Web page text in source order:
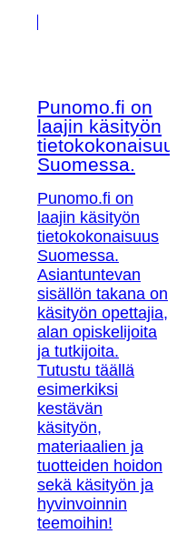
Punomo.fi on
laajin käsityön
Suomessa.
Punomo.fi on
laajin käsityön
tietokokonaisuus
Suomessa.
Asiantuntevan
sisällön takana on
käsityön opettajia,
alan opiskelijoita
ja tutkijoita.
Tutustu täällä
esimerkiksi
kestävän
käsityön,
materiaalien ja
tuotteiden hoidon
sekä käsityön ja
hyvinvoinnin
teemoihin!